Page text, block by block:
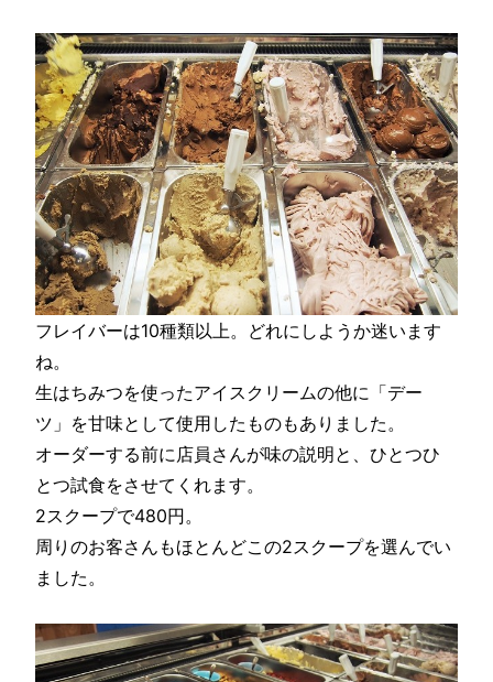
フレイバーは10種類以上。どれにしようか迷います
ね。
生はちみつを使ったアイスクリームの他に「デー
ツ」を甘味として使用したものもありました。
オーダーする前に店員さんが味の説明と、ひとつひ
とつ試食をさせてくれます。
2スクープで480円。
周りのお客さんもほとんどこの2スクープを選んでい
ました。